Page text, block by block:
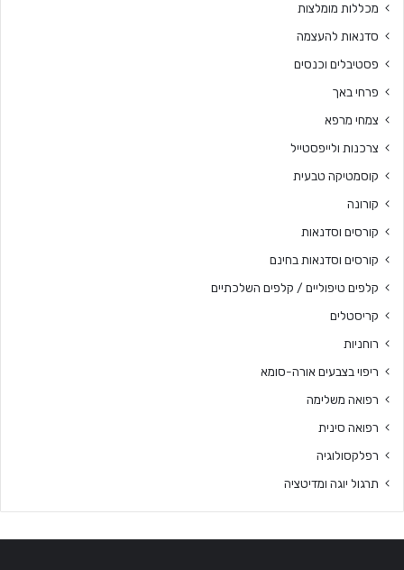
מכללות מומלצות
סדנאות להעצמה
פסטיבלים וכנסים
פרחי באך
צמחי מרפא
צרכנות ולייפסטייל
קוסמטיקה טבעית
קורונה
קורסים וסדנאות
קורסים וסדנאות בחינם
קלפים טיפוליים / קלפים השלכתיים
קריסטלים
רוחניות
ריפוי בצבעים אורה-סומא
רפואה משלימה
רפואה סינית
רפלקסולוגיה
תרגול יוגה ומדיטציה